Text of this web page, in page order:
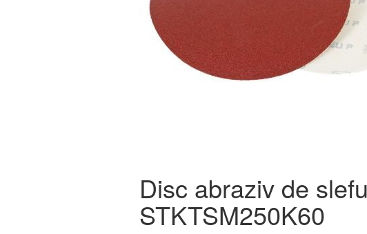
Disc abraziv de
STKTSM250K60